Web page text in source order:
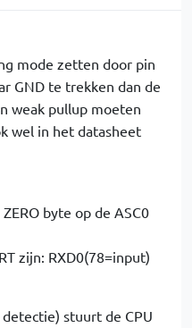
mode zetten door pin
GND te trekken dan de
weak pullup moeten
wel in het datasheet
byte op de ASC0
zijn: RXD0(78=input)
stuurt de CPU